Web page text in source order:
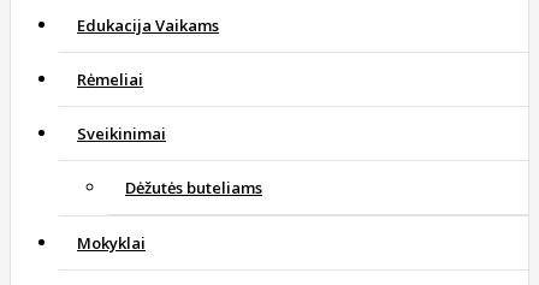
Edukacija Vaikams
Rėmeliai
Sveikinimai
Dėžutės buteliams
Mokyklai